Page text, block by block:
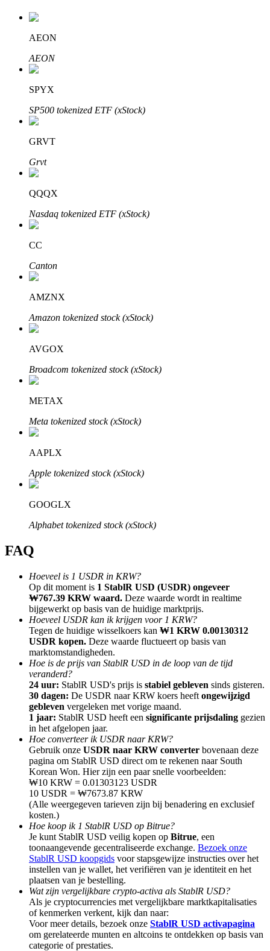
Auto Invest
Grijp langetermijnwinst en flexibele belangen
Leer staken
Meer informatie over het verdienen van passief inkomen
Bitrue
Tot 65% commissies!
Doorverwijzing
Nodig een vriend uit om contante beloningen te ontvangen
Deposit CASHCAT & Win
Deposit CASHCAT & Win
Share 500000 CASHCAT prize pool
Exclusive for BitMart Users
Register & Trade to Win 500,000 USDT
Precious Metals Trading Carnival
AEON
AEON
SPYX
SP500 tokenized ETF (xStock)
GRVT
Grvt
QQQX
Nasdaq tokenized ETF (xStock)
CC
Canton
AMZNX
Amazon tokenized stock (xStock)
AVGOX
Broadcom tokenized stock (xStock)
METAX
Meta tokenized stock (xStock)
AAPLX
Apple tokenized stock (xStock)
GOOGLX
Alphabet tokenized stock (xStock)
FAQ
Hoeveel is 1 USDR in KRW?
Op dit moment is 1 StablR USD (USDR) ongeveer
₩767.39 KRW waard. Deze waarde wordt in realtime
bijgewerkt op basis van de huidige marktprijs.
Hoeveel USDR kan ik krijgen voor 1 KRW?
Tegen de huidige wisselkoers kan ₩1 KRW 0.00130312
USDR kopen. Deze waarde fluctueert op basis van
marktomstandigheden.
Hoe is de prijs van StablR USD in de loop van de tijd
veranderd?
24 uur: StablR USD's prijs is stabiel gebleven sinds gisteren.
30 dagen: De USDR naar KRW koers heeft ongewijzigd
gebleven vergeleken met vorige maand.
1 jaar: StablR USD heeft een significante prijsdaling gezien
in het afgelopen jaar.
Hoe converteer ik USDR naar KRW?
Gebruik onze USDR naar KRW converter bovenaan deze
pagina om StablR USD direct om te rekenen naar South
Korean Won. Hier zijn een paar snelle voorbeelden:
₩10 KRW = 0.01303123 USDR
10 USDR = ₩7673.87 KRW
(Alle weergegeven tarieven zijn bij benadering en exclusief
kosten.)
Hoe koop ik 1 StablR USD op Bitrue?
Je kunt StablR USD veilig kopen op Bitrue, een
toonaangevende gecentraliseerde exchange. Bezoek onze
StablR USD koopgids voor stapsgewijze instructies over het
instellen van je wallet, het verifiëren van je identiteit en het
plaatsen van je bestelling.
Wat zijn vergelijkbare crypto-activa als StablR USD?
Als je cryptocurrencies met vergelijkbare marktkapitalisaties
of kenmerken verkent, kijk dan naar:
Voor meer details, bezoek onze StablR USD activapagina
om gerelateerde munten en altcoins te ontdekken op basis van
categorie of prestaties.